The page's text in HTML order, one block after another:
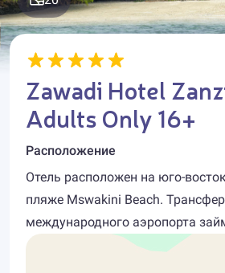
Zawadi Hotel
Adults Only 16+
Расположение
Отель расположен на юго-
пляже Mswakini Beach.
международного аэропорта